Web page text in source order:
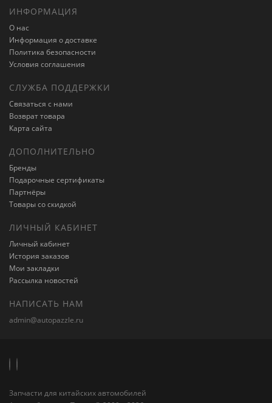
ИНФОРМАЦИЯ
О нас
Информация о доставке
Политика безопасности
Условия соглашения
СЛУЖБА ПОДДЕРЖКИ
Связаться с нами
Возврат товара
Карта сайта
ДОПОЛНИТЕЛЬНО
Бренды
Подарочные сертификаты
Партнёры
Товары со скидкой
ЛИЧНЫЙ КАБИНЕТ
Личный кабинет
История заказов
Мои закладки
Рассылка новостей
НАПИСАТЬ НАМ
admin@autopazzle.ru
Запчасти для китайских автомобилей